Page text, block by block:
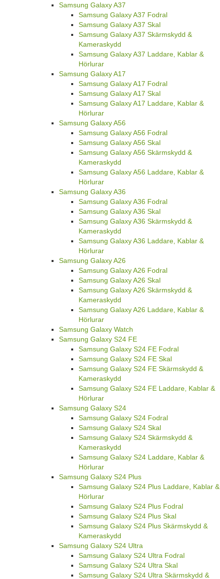
Samsung Galaxy A37
Samsung Galaxy A37 Fodral
Samsung Galaxy A37 Skal
Samsung Galaxy A37 Skärmskydd &
Kameraskydd
Samsung Galaxy A37 Laddare, Kablar &
Hörlurar
Samsung Galaxy A17
Samsung Galaxy A17 Fodral
Samsung Galaxy A17 Skal
Samsung Galaxy A17 Laddare, Kablar &
Hörlurar
Samsung Galaxy A56
Samsung Galaxy A56 Fodral
Samsung Galaxy A56 Skal
Samsung Galaxy A56 Skärmskydd &
Kameraskydd
Samsung Galaxy A56 Laddare, Kablar &
Hörlurar
Samsung Galaxy A36
Samsung Galaxy A36 Fodral
Samsung Galaxy A36 Skal
Samsung Galaxy A36 Skärmskydd &
Kameraskydd
Samsung Galaxy A36 Laddare, Kablar &
Hörlurar
Samsung Galaxy A26
Samsung Galaxy A26 Fodral
Samsung Galaxy A26 Skal
Samsung Galaxy A26 Skärmskydd &
Kameraskydd
Samsung Galaxy A26 Laddare, Kablar &
Hörlurar
Samsung Galaxy Watch
Samsung Galaxy S24 FE
Samsung Galaxy S24 FE Fodral
Samsung Galaxy S24 FE Skal
Samsung Galaxy S24 FE Skärmskydd &
Kameraskydd
Samsung Galaxy S24 FE Laddare, Kablar &
Hörlurar
Samsung Galaxy S24
Samsung Galaxy S24 Fodral
Samsung Galaxy S24 Skal
Samsung Galaxy S24 Skärmskydd &
Kameraskydd
Samsung Galaxy S24 Laddare, Kablar &
Hörlurar
Samsung Galaxy S24 Plus
Samsung Galaxy S24 Plus Laddare, Kablar &
Hörlurar
Samsung Galaxy S24 Plus Fodral
Samsung Galaxy S24 Plus Skal
Samsung Galaxy S24 Plus Skärmskydd &
Kameraskydd
Samsung Galaxy S24 Ultra
Samsung Galaxy S24 Ultra Fodral
Samsung Galaxy S24 Ultra Skal
Samsung Galaxy S24 Ultra Skärmskydd &